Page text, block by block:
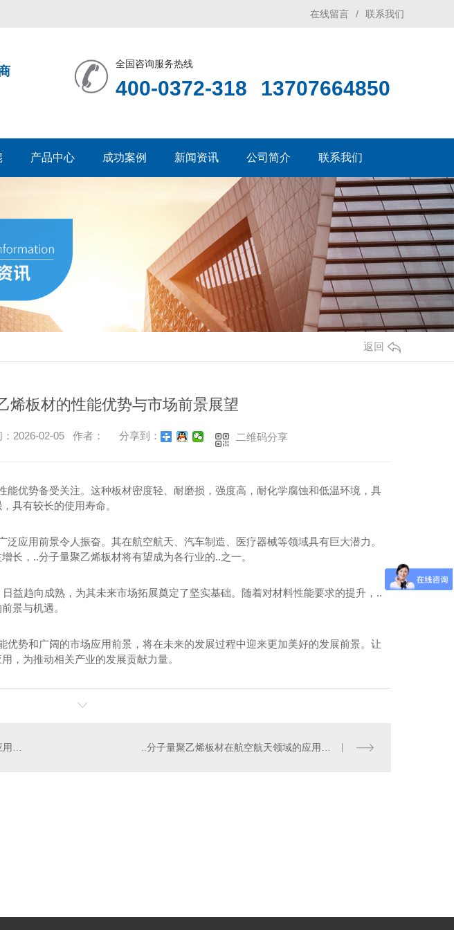
联系我们
/
在线留言
全国咨询服务热线
400-0372-318 13707664850
产品中心 成功案例 新闻资讯 公司简介 联系我们
返回
烯板材的性能优势与市场前景展望
2026-02-05 作者： 分享到： 二维码分享
能优势备受关注。这种板材密度轻、耐磨损，强度高，耐化学腐蚀和低温环境，具
具有较长的使用寿命。
应用前景令人振奋。其在航空航天、汽车制造、医疗器械等领域具有巨大潜力。
长，..分子量聚乙烯板材将有望成为各行业的..之一。
益趋向成熟，为其未来市场拓展奠定了坚实基础。随着对材料性能要求的提升，..
景与机遇。
优势和广阔的市场应用前景，将在未来的发展过程中迎来更加美好的发展前景。让
，为推动相关产业的发展贡献力量。
新型..分子量聚乙烯板材在工程领域的应用前景 ..分子量聚乙烯板材在航空航天领域的应用潜力探索